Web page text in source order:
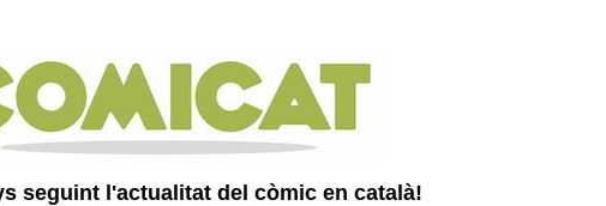
seguint l'actualitat del còmic en català!